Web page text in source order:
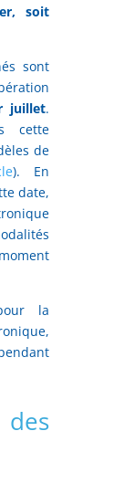
soit
sont
juillet.
cette
de
). En
date,
la